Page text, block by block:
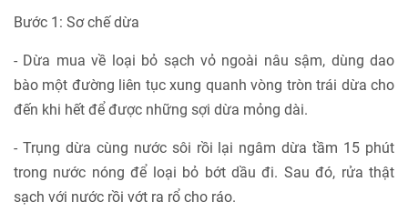
Bước 1: Sơ chế dừa
- Dừa mua về loại bỏ sạch vỏ ngoài nâu sậm, dùng dao
bào một đường liên tục xung quanh vòng tròn trái dừa cho
đến khi hết để được những sợi dừa mỏng dài.
- Trụng dừa cùng nước sôi rồi lại ngâm dừa tầm 15 phút
trong nước nóng để loại bỏ bớt dầu đi. Sau đó, rửa thật
sạch với nước rồi vớt ra rổ cho ráo.